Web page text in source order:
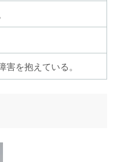
を抱えている。